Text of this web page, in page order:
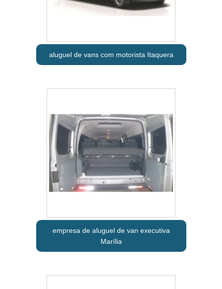
aluguel de vans com motorista Itaquera
empresa de aluguel de van executiva
Marília